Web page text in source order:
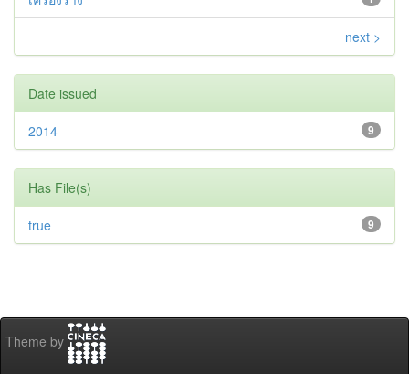
next >
Date issued
9
2014
Has File(s)
9
true
Theme by